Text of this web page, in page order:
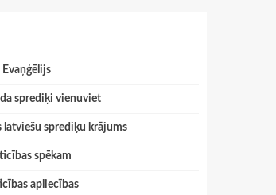
Evaņģēlijs
sprediķi vienuviet
latviešu sprediķu krājums
spēkam
apliecības